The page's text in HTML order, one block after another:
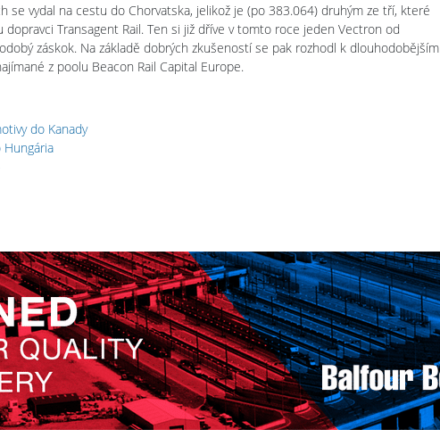
se vydal na cestu do Chorvatska, jelikož je (po 383.064) druhým ze tří, které
Transagent Rail. Ten si již dříve v tomto roce jeden Vectron od
záskok. Na základě dobrých zkušeností se pak rozhodl k dlouhodobějším
z poolu Beacon Rail Capital Europe.
do Kanady
Hungária